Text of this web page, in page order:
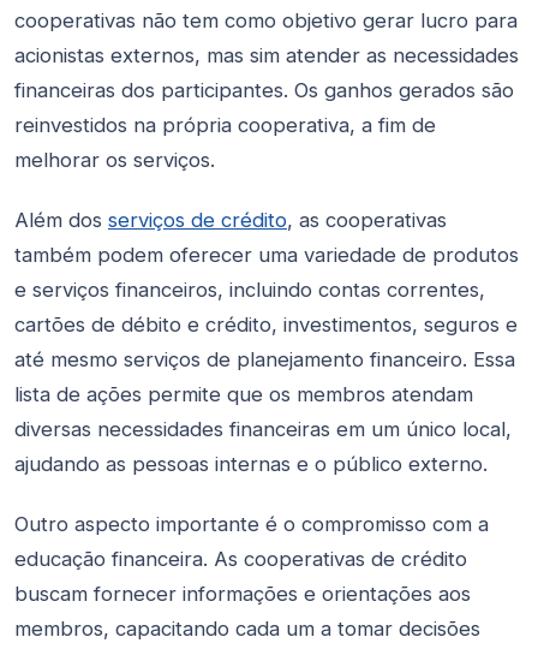
cooperativas não tem como objetivo gerar lucro para
acionistas externos, mas sim atender as necessidades
financeiras dos participantes. Os ganhos gerados são
reinvestidos na própria cooperativa, a fim de
melhorar os serviços.
Além dos serviços de crédito, as cooperativas
também podem oferecer uma variedade de produtos
e serviços financeiros, incluindo contas correntes,
cartões de débito e crédito, investimentos, seguros e
até mesmo serviços de planejamento financeiro. Essa
lista de ações permite que os membros atendam
diversas necessidades financeiras em um único local,
ajudando as pessoas internas e o público externo.
Outro aspecto importante é o compromisso com a
educação financeira. As cooperativas de crédito
buscam fornecer informações e orientações aos
membros, capacitando cada um a tomar decisões